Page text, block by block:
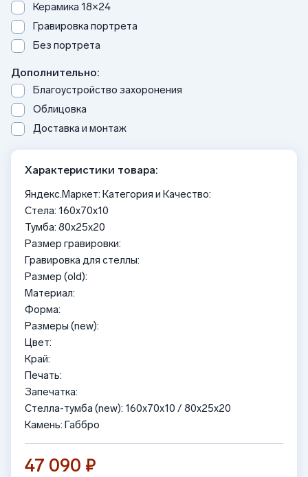
Керамика 18×24
Гравировка портрета
Без портрета
Дополнительно:
Благоустройство захоронения
Облицовка
Доставка и монтаж
Характеристики товара:
Яндекс.Маркет: Категория и Качество:
Стела: 160x70x10
Тумба: 80x25x20
Размер гравировки:
Гравировка для стеллы:
Размер (old):
Материал:
Форма:
Размеры (new):
Цвет:
Край:
Печать:
Запечатка:
Стелла-тумба (new): 160x70x10 / 80x25x20
Камень: Габбро
47 090 ₽